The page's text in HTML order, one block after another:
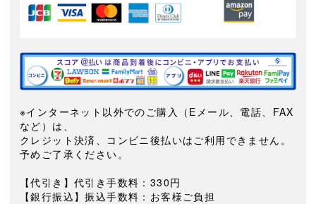
※インターネット以外でのご購入（Eメール、電話、FAX
など）は、
クレジット決済、コンビニ後払いはご利用できません。
予めご了承ください。
【代引き】代引き手数料：330円
【銀行振込】振込手数料：お客様ご負担